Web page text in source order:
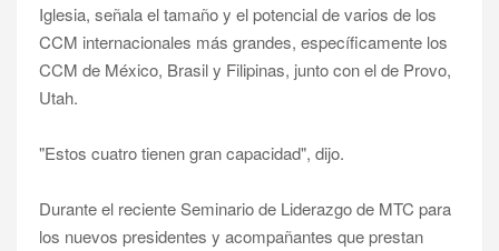
Iglesia, señala el tamaño y el potencial de varios de los
CCM internacionales más grandes, específicamente los
CCM de México, Brasil y Filipinas, junto con el de Provo,
Utah.
"Estos cuatro tienen gran capacidad", dijo.
Durante el reciente Seminario de Liderazgo de MTC para
los nuevos presidentes y acompañantes que prestan